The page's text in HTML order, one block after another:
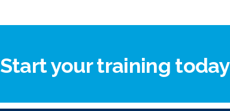
Start your training